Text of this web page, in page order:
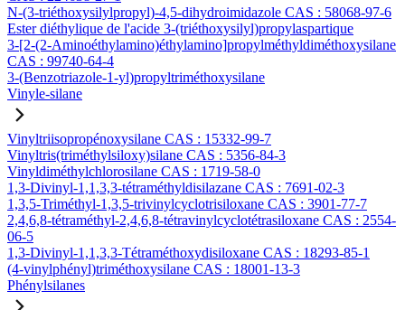
N-(3-triéthoxysilylpropyl)-4,5-dihydroimidazole CAS : 58068-97-6
Ester diéthylique de l'acide 3-(triéthoxysilyl)propylaspartique
3-[2-(2-Aminoéthylamino)éthylamino]propylméthyldiméthoxysilane
CAS : 99740-64-4
3-(Benzotriazole-1-yl)propyltriméthoxysilane
Vinyle-silane
Vinyltriisopropénoxysilane CAS : 15332-99-7
Vinyltris(triméthylsiloxy)silane CAS : 5356-84-3
Vinyldiméthylchlorosilane CAS : 1719-58-0
1,3-Divinyl-1,1,3,3-tétraméthyldisilazane CAS : 7691-02-3
1,3,5-Triméthyl-1,3,5-trivinylcyclotrisiloxane CAS : 3901-77-7
2,4,6,8-tétraméthyl-2,4,6,8-tétravinylcyclotétrasiloxane CAS : 2554-
06-5
1,3-Divinyl-1,1,3,3-Tétraméthoxydisiloxane CAS : 18293-85-1
(4-vinylphényl)triméthoxysilane CAS : 18001-13-3
Phénylsilanes